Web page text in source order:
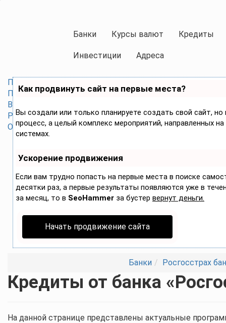
Банки Курсы валют Кредиты
Инвестиции Адреса
Предложения
Потребительские кредиты
Вклады
Реквизиты
Отделения и банкоматы
Как продвинуть сайт на первые места?
Вы создали или только планируете создать свой сайт,
процесс, а целый комплекс мероприятий, направленных
системах.
Ускорение продвижения
Если вам трудно попасть на первые места в поиске
десятки раз, а первые результаты появляются уже в
за месяц, то в SeoHammer за бустер вернут деньги.
Начать продвижение сайта
Банки Росгосстрах
Кредиты от банка
На данной странице представлены актуальные